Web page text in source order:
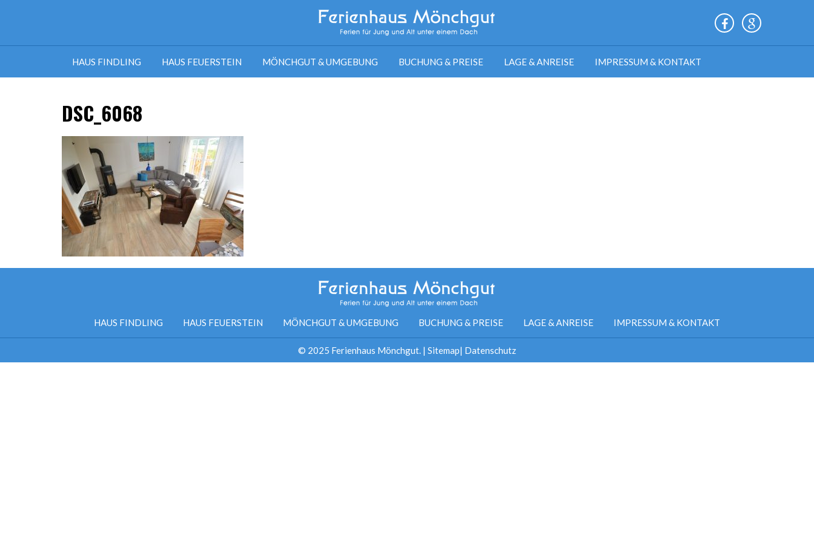
HAUS FINDLING HAUS FEUERSTEIN MÖNCHGUT & UMGEBUNG BUCHUNG & PREISE LAGE & ANREISE IMPRESSUM & KONTAKT
DSC_6068
HAUS FINDLING HAUS FEUERSTEIN MÖNCHGUT & UMGEBUNG BUCHUNG & PREISE LAGE & ANREISE IMPRESSUM & KONTAKT
© 2025 Ferienhaus Mönchgut. | Sitemap| Datenschutz